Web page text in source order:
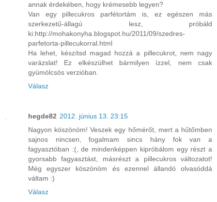
annak érdekében, hogy krémesebb legyen?
Van egy pillecukros parfétortám is, ez egészen más
szerkezetű-állagú lesz, próbáld
ki:http://mohakonyha.blogspot.hu/2011/09/szedres-
parfetorta-pillecukorral.html
Ha lehet, készítsd magad hozzá a pillecukrot, nem nagy
varázslat! Ez elkészülhet bármilyen ízzel, nem csak
gyümölcsös verzióban.
Válasz
hegde82 2012. június 13. 23:15
Nagyon köszönöm! Veszek egy hőmérőt, mert a hűtőmben
sajnos nincsen, fogalmam sincs hány fok van a
fagyasztóban :(, de mindenképpen kipróbálom egy részt a
gyorsabb fagyasztást, másrészt a pillecukros változatot!
Még egyszer köszönöm és ezennel állandó olvasóddá
váltam :)
Válasz